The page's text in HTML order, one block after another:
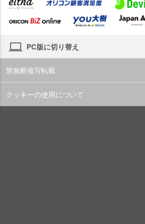
PC版に切り替え
禁無断複写転載
クッキーの使用について